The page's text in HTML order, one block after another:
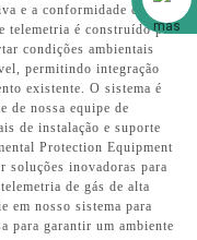
e a conformidade com as
telemetria é construído para
condições ambientais
permitindo integração
existente. O sistema é
de nossa equipe de
de instalação e suporte
Protection Equipment
soluções inovadoras para
de gás de alta
em nosso sistema para
para garantir um ambiente